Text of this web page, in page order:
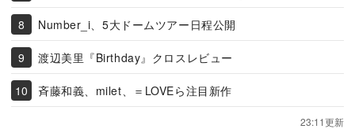
Number_i、5大ドームツアー日程公開
渡辺美里『Birthday』クロスレビュー
斉藤和義、milet、＝LOVEら注目新作
23:11更新